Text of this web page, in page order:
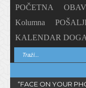
POČETNA
Kolumna
KALENDAR
“FACE ON YOUR